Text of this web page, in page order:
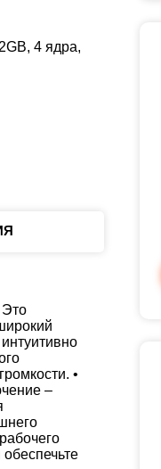
4 ядра,
Это
•
–